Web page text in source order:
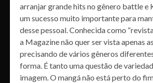
arranjar grande hits no gênero battle e
um sucesso muito importante para
desse pessoal. Conhecida como
a Magazine não quer ser vista apenas
precisando de vários gêneros
forma. É tanto uma questão de
imagem. O mangá não está perto do